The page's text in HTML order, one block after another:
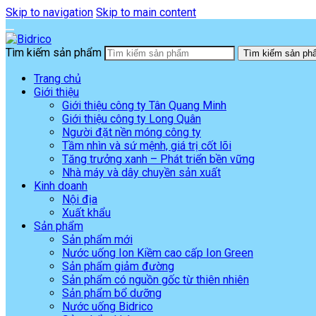
Skip to navigation Skip to main content
Tìm kiếm sản phẩm Tìm kiếm sản
Trang chủ
Giới thiệu
Giới thiệu công ty Tân Quang Minh
Giới thiệu công ty Long Quân
Người đặt nền móng công ty
Tầm nhìn và sứ mệnh, giá trị cốt lõi
Tăng trưởng xanh – Phát triển bền vững
Nhà máy và dây chuyền sản xuất
Kinh doanh
Nội địa
Xuất khẩu
Sản phẩm
Sản phẩm mới
Nước uống Ion Kiềm cao cấp Ion Green
Sản phẩm giảm đường
Sản phẩm có nguồn gốc từ thiên nhiên
Sản phẩm bổ dưỡng
Nước uống Bidrico